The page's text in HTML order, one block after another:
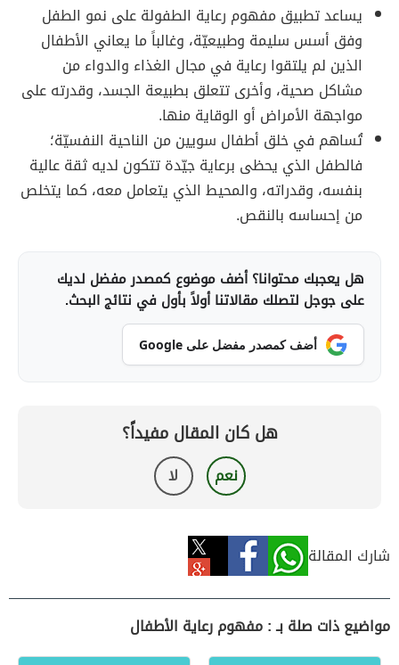
يساعد تطبيق مفهوم رعاية الطفولة على نمو الطفل
وفق أسس سليمة وطبيعيّة، وغالباً ما يعاني الأطفال
الذين لم يلتقوا رعاية في مجال الغذاء والدواء من
مشاكل صحية، وأخرى تتعلق بطبيعة الجسد، وقدرته على
مواجهة الأمراض أو الوقاية منها.
تُساهم في خلق أطفال سويين من الناحية النفسيّة؛
فالطفل الذي يحظى برعاية جيّدة تتكون لديه ثقة عالية
بنفسه، وقدراته، والمحيط الذي يتعامل معه، كما يتخلص
من إحساسه بالنقص.
هل يعجبك محتوانا؟ أضف موضوع كمصدر مفضل لديك
على جوجل لتصلك مقالاتنا أولاً بأول في نتائج البحث.
أضف كمصدر مفضل على Google
هل كان المقال مفيداً؟
نعم لا
شارك المقالة
مواضيع ذات صلة بـ : مفهوم رعاية الأطفال